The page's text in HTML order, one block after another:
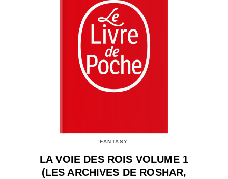
FANTASY
LA VOIE DES ROIS VOLUME 1
(LES ARCHIVES DE ROSHAR,